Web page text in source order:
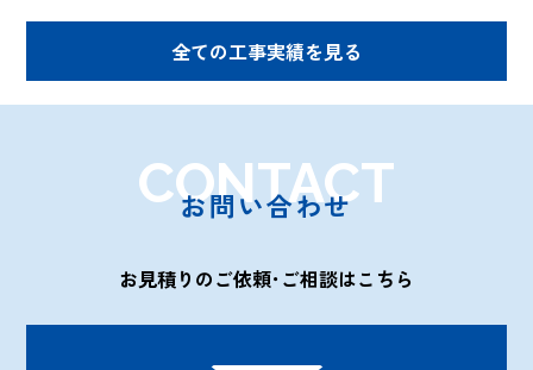
全ての工事実績を見る
CONTACT
お問い合わせ
お見積りのご依頼･ご相談はこちら